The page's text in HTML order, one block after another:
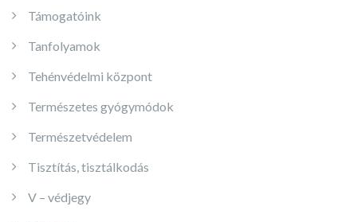
Támogatóink
Tanfolyamok
Tehénvédelmi központ
Természetes gyógymódok
Természetvédelem
Tisztítás, tisztálkodás
V – védjegy